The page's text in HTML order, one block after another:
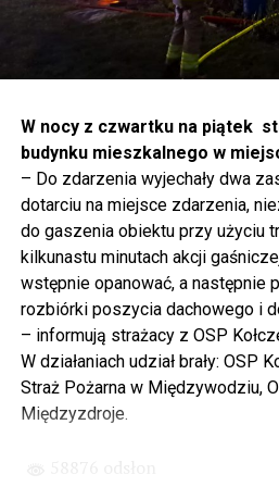
się tutaj nie kończy, Polska się
Gdyby nie determinacja rządu
to tunel pod Świną do dzisiaj
projektowania i dyskusji. Ważny
samorządu, ale to rząd PiS
najważniejsze decyzje. Powstał
determinacji rządu najpierw
a następnie Pana Premiera
Chciałbym podziękować Panu
osobiście pilnował powstania tej
się, że turyści również
że wśród tych 4 milionów
przejechały już otwartym
przyjechało tutaj do nas tak
– powiedział Wiceprezes PiS
W nocy z czwartku na piątek
budynku mieszkalnego w
– Do zdarzenia wyjechały dwa
dotarciu na miejsce zdarzenia,
do gaszenia obiektu przy użyciu
kilkunastu minutach akcji
wstępnie opanować, a następnie
rozbiórki poszycia dachowego i
– informują strażacy z OSP
W działaniach udział brały: OSP
Straż Pożarna w Międzywodziu,
Międzyzdroje.